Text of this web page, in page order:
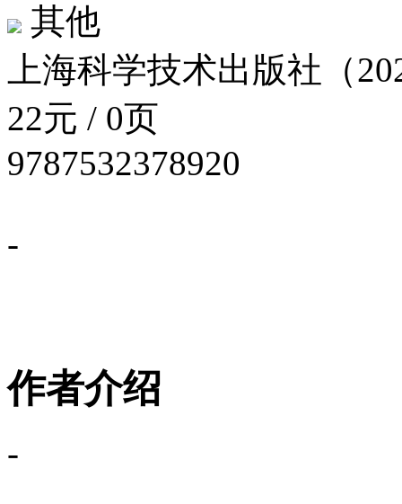
其他
上海科学技术出版社（
22元 / 0页
9787532378920
-
作者介绍
-